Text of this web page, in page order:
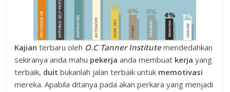
Kajianterbaru oleh O.C Tanner Institutemendedahkan
sekiranya anda mahu pekerjaanda membuat kerjayang
terbaik, duitbukanlah jalan terbaik untuk memotivasi
mereka. Apabila ditanya pada akan perkara yang menjadi